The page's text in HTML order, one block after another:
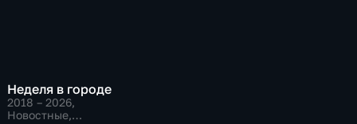
Неделя в городе
2018 – 2026,
Новостные,